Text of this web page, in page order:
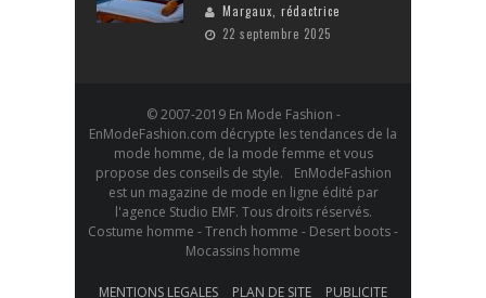
Margaux, rédactrice
22 septembre 2025
© 2007-2019 En Mode Fashion -
EnModeFashion.com décrypte les tendances de la
mode homme, de la mode femme et vous
propose des conseils de style. EnModeFashion
est un magazine de mode en ligne édité par
l'agence Studio EMF. Tous droits réservés.
Costume homme - Trench homme - Desert boots -
Mocassins homme
MENTIONS LEGALES PLAN DE SITE PUBLICITE